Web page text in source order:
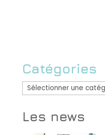
Catégories
Catégories
Les news